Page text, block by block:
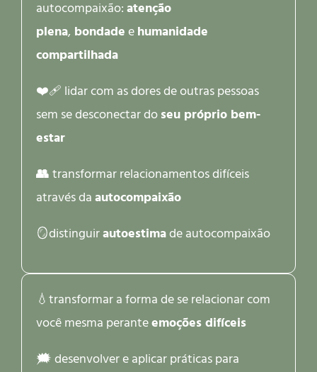
autocompaixão:atenção
plena, bondadeehumanidade
compartilhada
❤️‍🩹 lidar com as dores de outras pessoas
sem se desconectar doseu próprio bem-
estar
👥transformar relacionamentos difíceis
através daautocompaixão
🪞distinguirautoestimade autocompaixão
💧transformar a forma de se relacionar com
você mesma peranteemoções difíceis
🗯️ desenvolver e aplicar práticas para